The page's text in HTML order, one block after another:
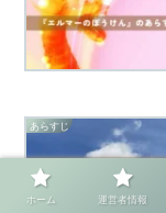
あらすじ
ホーム 運営者情報